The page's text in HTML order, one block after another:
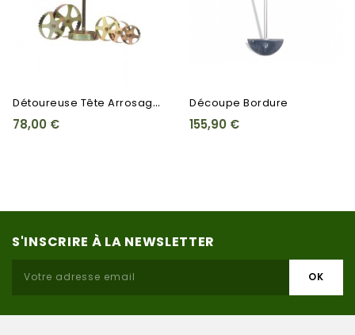
D
Étoureuse Tête Arrosage Et...
78,00 €
Découpe Bordure
155,90 €
S'INSCRIRE À LA NEWSLETTER